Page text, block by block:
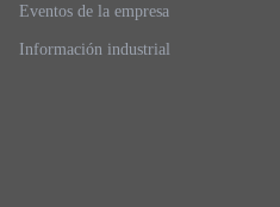
Eventos de la empresa
Información industrial